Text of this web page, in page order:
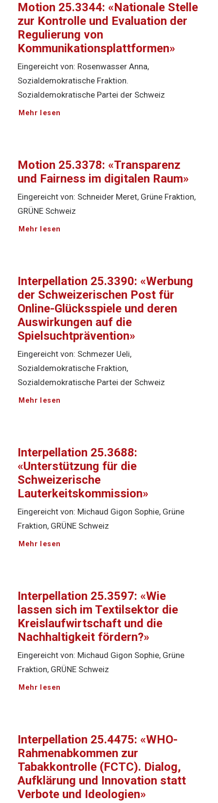
Motion 25.3344: «Nationale Stelle
zur Kontrolle und Evaluation der
Regulierung von
Kommunikationsplattformen»
Eingereicht von: Rosenwasser Anna,
Sozialdemokratische Fraktion.
Sozialdemokratische Partei der Schweiz
Mehr lesen
Motion 25.3378: «Transparenz
und Fairness im digitalen Raum»
Eingereicht von: Schneider Meret, Grüne Fraktion,
GRÜNE Schweiz
Mehr lesen
Interpellation 25.3390: «Werbung
der Schweizerischen Post für
Online-Glücksspiele und deren
Auswirkungen auf die
Spielsuchtprävention»
Eingereicht von: Schmezer Ueli,
Sozialdemokratische Fraktion,
Sozialdemokratische Partei der Schweiz
Mehr lesen
Interpellation 25.3688:
«Unterstützung für die
Schweizerische
Lauterkeitskommission»
Eingereicht von: Michaud Gigon Sophie, Grüne
Fraktion, GRÜNE Schweiz
Mehr lesen
Interpellation 25.3597: «Wie
lassen sich im Textilsektor die
Kreislaufwirtschaft und die
Nachhaltigkeit fördern?»
Eingereicht von: Michaud Gigon Sophie, Grüne
Fraktion, GRÜNE Schweiz
Mehr lesen
Interpellation 25.4475: «WHO-
Rahmenabkommen zur
Tabakkontrolle (FCTC). Dialog,
Aufklärung und Innovation statt
Verbote und Ideologien»